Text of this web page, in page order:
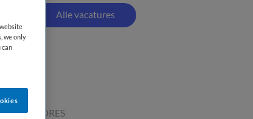
Alle vacatures
ADRES
we only
can